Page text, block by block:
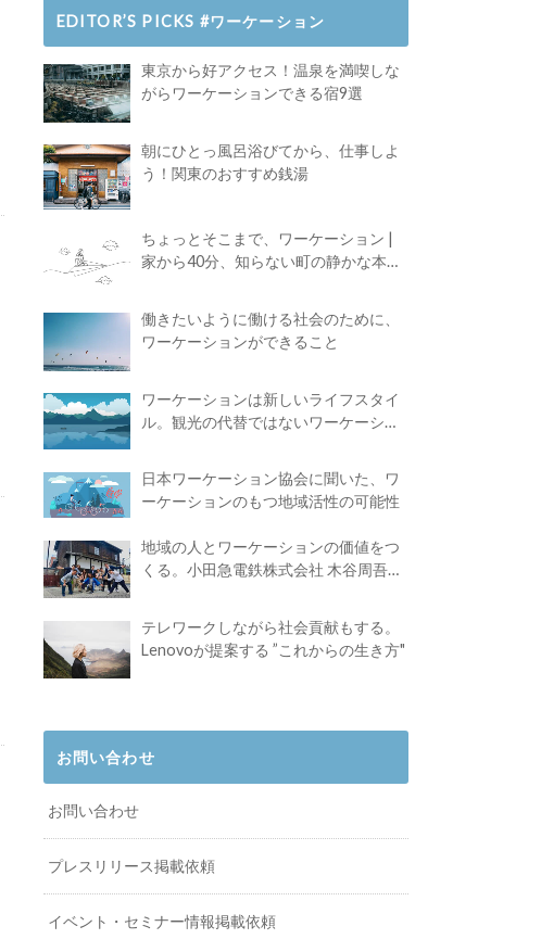
EDITOR’S PICKS #ワーケーション
東京から好アクセス！温泉を満喫しな
がらワーケーションできる宿9選
朝にひとっ風呂浴びてから、仕事しよ
う！関東のおすすめ銭湯
ちょっとそこまで、ワーケーション |
家から40分、知らない町の静かな本屋
働きたいように働ける社会のために、
ワーケーションができること
ワーケーションは新しいライフスタイ
ル。観光の代替ではないワーケーショ
日本ワーケーション協会に聞いた、ワ
ーケーションのもつ地域活性の可能性
地域の人とワーケーションの価値をつ
くる。小田急電鉄株式会社 木谷周吾さ
テレワークしながら社会貢献もする。
Lenovoが提案する ”これからの生き方"
お問い合わせ
お問い合わせ
プレスリリース掲載依頼
イベント・セミナー情報掲載依頼